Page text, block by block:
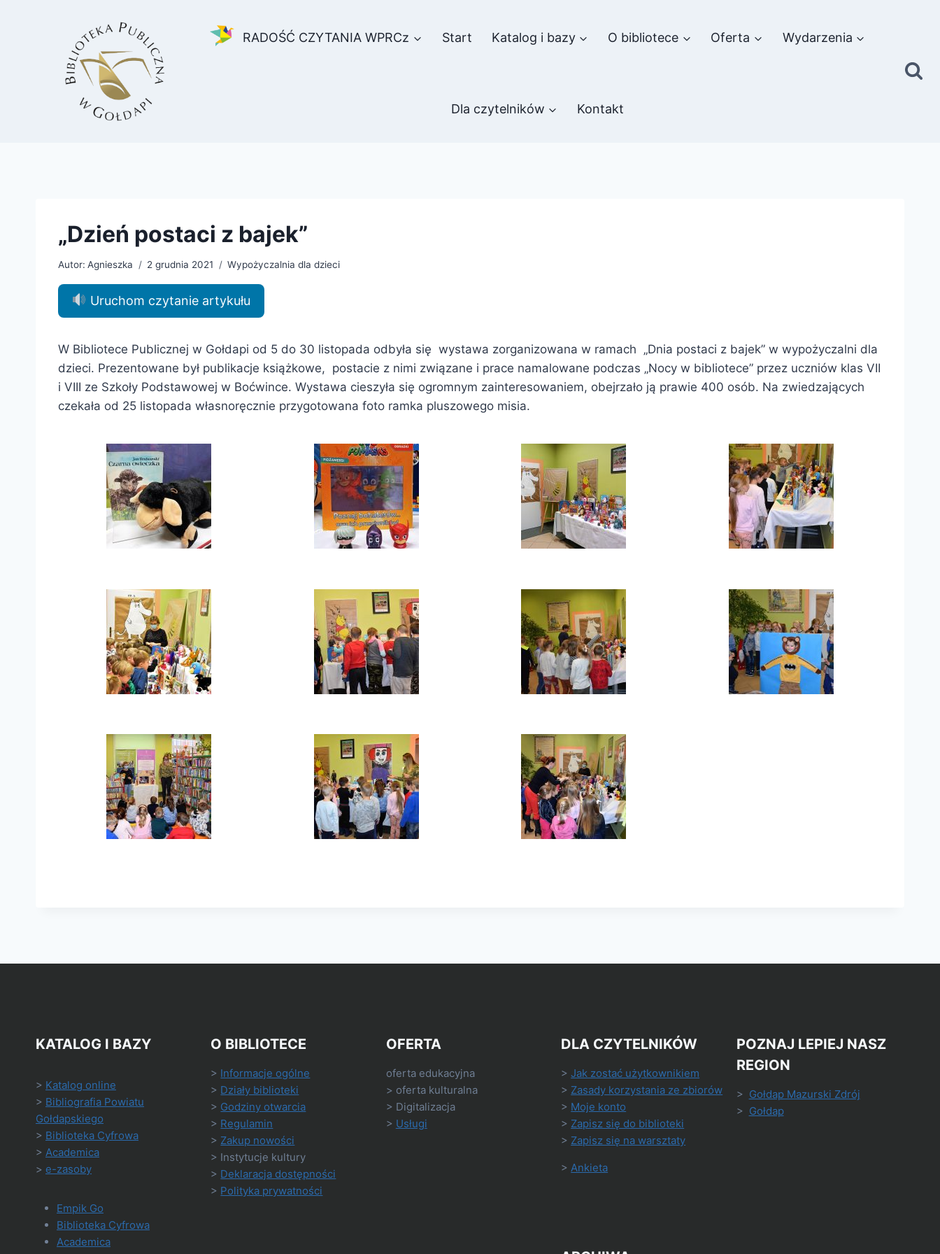
RADOŚĆ CZYTANIA WPRCz Start Katalog i bazy O bibliotece Oferta Wydarzenia
Dla czytelników Kontakt
„Dzień postaci z bajek”
Autor: Agnieszka 2 grudnia 2021 Wypożyczalnia dla dzieci
Uruchom czytanie artykułu
W Bibliotece Publicznej w Gołdapi od 5 do 30 listopada odbyła się wystawa zorganizowana w ramach „Dnia postaci z bajek” w wypożyczalni dla
dzieci. Prezentowane był publikacje książkowe, postacie z nimi związane i prace namalowane podczas „Nocy w bibliotece” przez uczniów klas VII
i VIII ze Szkoły Podstawowej w Boćwince. Wystawa cieszyła się ogromnym zainteresowaniem, obejrzało ją prawie 400 osób. Na zwiedzających
czekała od 25 listopada własnoręcznie przygotowana foto ramka pluszowego misia.
KATALOG I BAZY
> Katalog online
> Bibliografia Powiatu
Gołdapskiego
> Biblioteka Cyfrowa
> Academica
> e-zasoby
Empik Go
Biblioteka Cyfrowa
Academica
O BIBLIOTECE
> Informacje ogólne
> Działy biblioteki
> Godziny otwarcia
> Regulamin
> Zakup nowości
> Instytucje kultury
> Deklaracja dostępności
> Polityka prywatności
OFERTA
oferta edukacyjna
> oferta kulturalna
> Digitalizacja
> Usługi
DLA CZYTELNIKÓW
>Jak zostać użytkownikiem
> Zasady korzystania ze zbiorów
> Moje konto
> Zapisz się do biblioteki
> Zapisz się na warsztaty
>Ankieta
POZNAJ LEPIEJ NASZ
REGION
> Gołdap Mazurski Zdrój
> Gołdap